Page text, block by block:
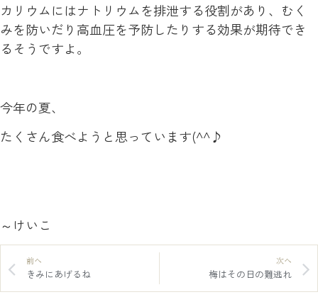
カリウムにはナトリウムを排泄する役割があり、むく
みを防いだり高血圧を予防したりする効果が期待でき
るそうですよ。
今年の夏、
たくさん食べようと思っています(^^♪
～けいこ
前へ
きみにあげるね
次へ
梅はその日の難逃れ